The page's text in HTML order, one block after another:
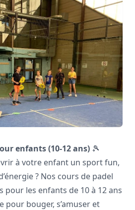
enfants (10-12 ans) 🎾
à votre enfant un sport fun,
? Nos cours de padel
pour les enfants de 10 à 12 ans
pour bouger, s’amuser et